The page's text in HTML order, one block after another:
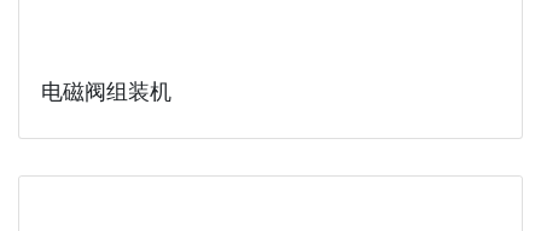
电磁阀组装机